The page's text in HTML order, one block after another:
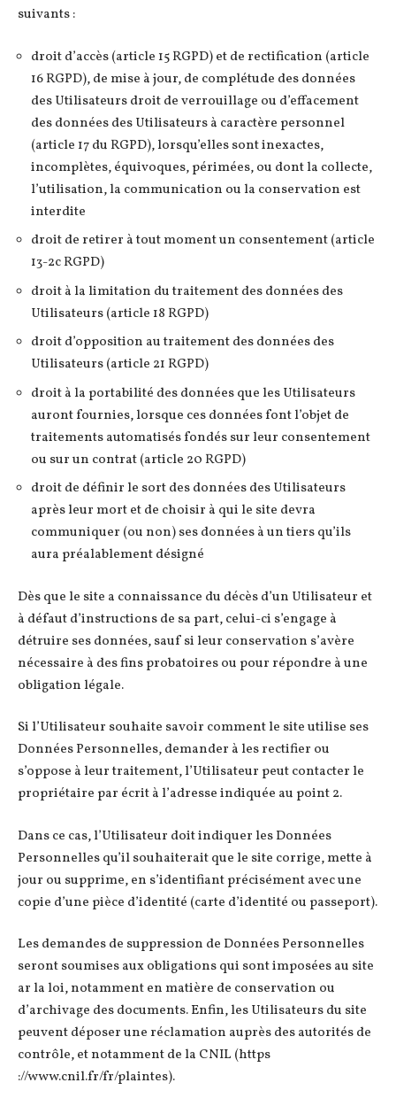
suivants :
droit d’accès (article 15 RGPD) et de rectification (article
16 RGPD), de mise à jour, de complétude des données
des Utilisateurs droit de verrouillage ou d’effacement
des données des Utilisateurs à caractère personnel
(article 17 du RGPD), lorsqu’elles sont inexactes,
incomplètes, équivoques, périmées, ou dont la collecte,
l’utilisation, la communication ou la conservation est
interdite
droit de retirer à tout moment un consentement (article
13-2c RGPD)
droit à la limitation du traitement des données des
Utilisateurs (article 18 RGPD)
droit d’opposition au traitement des données des
Utilisateurs (article 21 RGPD)
droit à la portabilité des données que les Utilisateurs
auront fournies, lorsque ces données font l’objet de
traitements automatisés fondés sur leur consentement
ou sur un contrat (article 20 RGPD)
droit de définir le sort des données des Utilisateurs
après leur mort et de choisir à qui le site devra
communiquer (ou non) ses données à un tiers qu’ils
aura préalablement désigné
Dès que le site a connaissance du décès d’un Utilisateur et
à défaut d’instructions de sa part, celui-ci s’engage à
détruire ses données, sauf si leur conservation s’avère
nécessaire à des fins probatoires ou pour répondre à une
obligation légale.
Si l’Utilisateur souhaite savoir comment le site utilise ses
Données Personnelles, demander à les rectifier ou
s’oppose à leur traitement, l’Utilisateur peut contacter le
propriétaire par écrit à l’adresse indiquée au point 2.
Dans ce cas, l’Utilisateur doit indiquer les Données
Personnelles qu’il souhaiterait que le site corrige, mette à
jour ou supprime, en s’identifiant précisément avec une
copie d’une pièce d’identité (carte d’identité ou passeport).
Les demandes de suppression de Données Personnelles
seront soumises aux obligations qui sont imposées au site
ar la loi, notamment en matière de conservation ou
d’archivage des documents. Enfin, les Utilisateurs du site
peuvent déposer une réclamation auprès des autorités de
contrôle, et notamment de la CNIL (https
://www.cnil.fr/fr/plaintes).